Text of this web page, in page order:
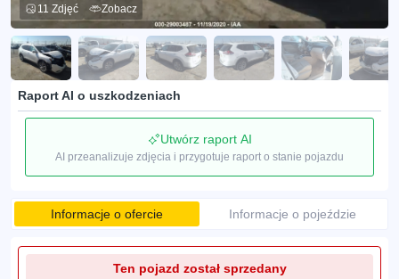
11 Zdjęć Zobacz
Raport AI o uszkodzeniach
Utwórz raport AI
AI przeanalizuje zdjęcia i przygotuje raport o stanie pojazdu
Informacje o ofercie Informacje o pojeździe
Ten pojazd został sprzedany